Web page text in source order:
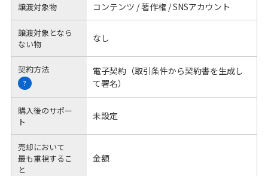
譲渡対象物 コンテンツ / 著作権 / SNSアカウント
譲渡対象となら
ない物
なし
契約方法
?
電子契約（取引条件から契約書を生成し
て署名）
購入後のサポー
ト
未設定
売却において
最も重視するこ
と
金額